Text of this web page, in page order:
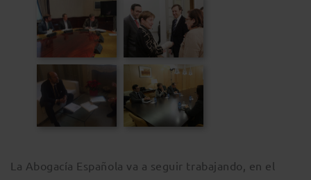
La Abogacía Española va a seguir trabajando, en el